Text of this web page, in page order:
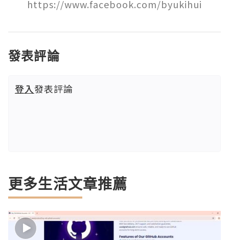
發表評論
登入發表評論
更多生活文章推薦